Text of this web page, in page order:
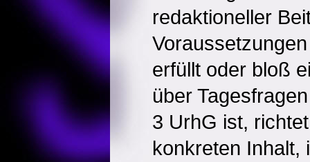
redaktioneller
erfüllt oder bloß
über
3 UrhG ist,
konkreten Inhalt,